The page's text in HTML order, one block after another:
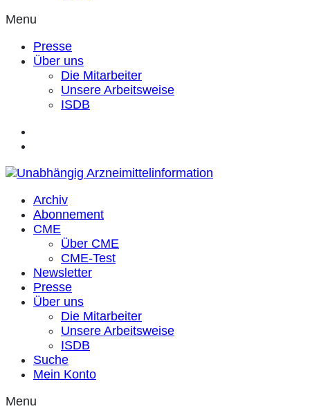
Menu
Presse
Über uns
Die Mitarbeiter
Unsere Arbeitsweise
ISDB
Archiv
Abonnement
CME
Über CME
CME-Test
Newsletter
Presse
Über uns
Die Mitarbeiter
Unsere Arbeitsweise
ISDB
Suche
Mein Konto
Menu